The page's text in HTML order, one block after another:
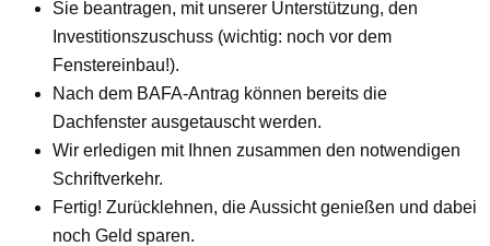
Sie beantragen, mit unserer Unterstützung, den
Investitionszuschuss (wichtig: noch vor dem
Fenstereinbau!).
Nach dem BAFA-Antrag können bereits die
Dachfenster ausgetauscht werden.
Wir erledigen mit Ihnen zusammen den notwendigen
Schriftverkehr.
Fertig! Zurücklehnen, die Aussicht genießen und dabei
noch Geld sparen.